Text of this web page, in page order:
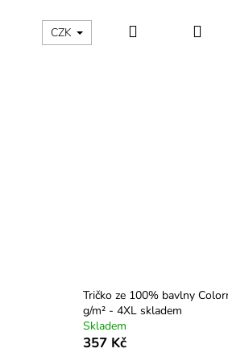
KATEGORIE Kontakty -
CZK Hledat
Tričko ze 100% bavlny
g/m² - 4XL skladem
Skladem
357 Kč
-